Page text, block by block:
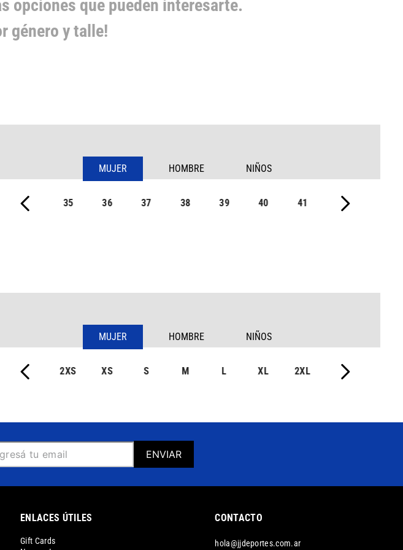
opciones que pueden interesarte.
género y talle!
MUJER HOMBRE NIÑOS
35 36 37 38 39 40 41
MUJER HOMBRE NIÑOS
2XS XS S M L XL 2XL
ENVIAR
ENLACES ÚTILES
Gift Cards
CONTACTO
hola@jjdeportes.com.ar